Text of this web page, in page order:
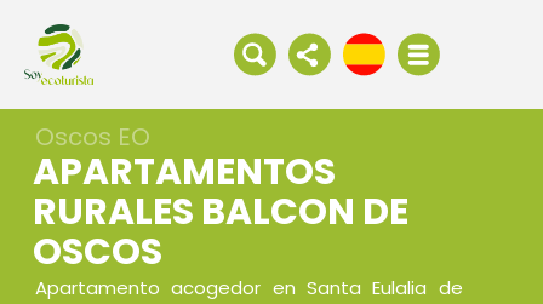
Oscos EO
APARTAMENTOS
RURALES BALCON DE
OSCOS
Apartamento acogedor en Santa Eulalia de